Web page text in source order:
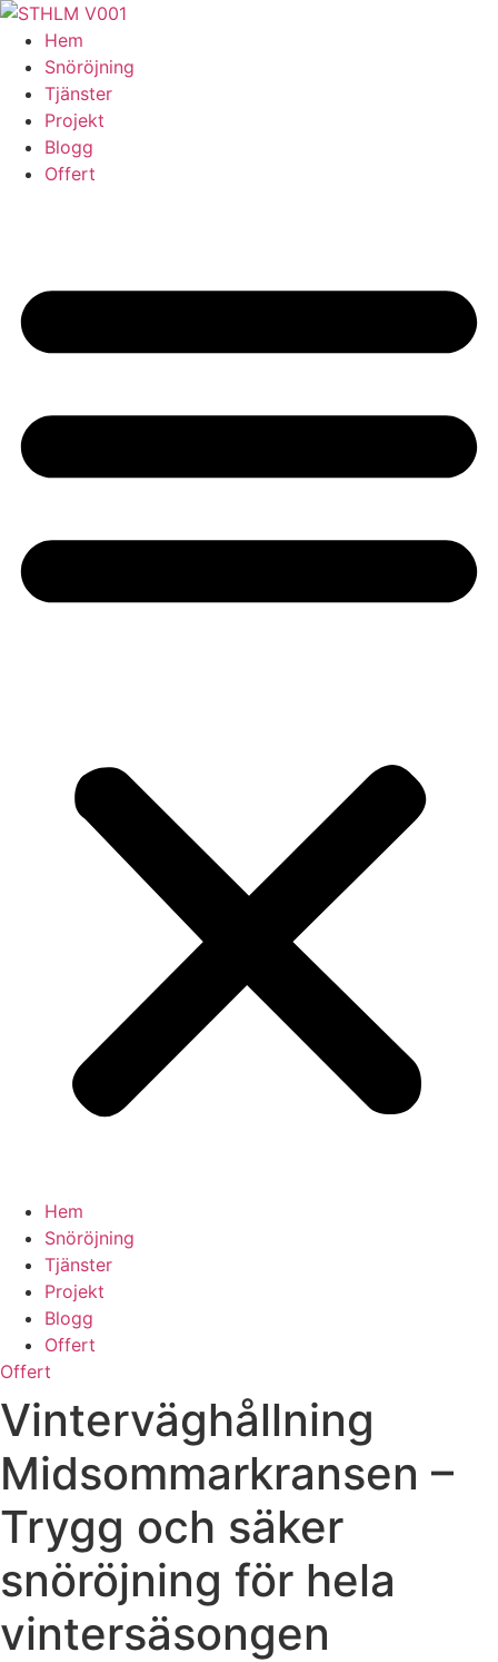
Skip
content
Hem
Snöröjning
Tjänster
Projekt
Blogg
Offert
Hem
Snöröjning
Tjänster
Projekt
Blogg
Offert
Offert
Vinterväghållning
Midsommarkransen –
Trygg och säker
snöröjning för hela
vintersäsongen